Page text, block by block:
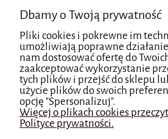
Badania przeprowadzone w
pacjentach potwierdzają
Stosowanie
Metoda blemiderm polega na
gabinecie oraz dalszej
zmaksymalizowania efektów.
Czas trwania kuracji to około 3
Stosować codziennie wieczorem
Dbamy o Twoją prywatność
Pliki cookies i pokrewne im
umożliwiają poprawne
nam dostosować ofertę do
zaakceptować wykorzystanie
tych plików i przejść do sklepu
użycie plików do swoich
opcję "Spersonalizuj".
Więcej o plikach cookies
Polityce prywatności.